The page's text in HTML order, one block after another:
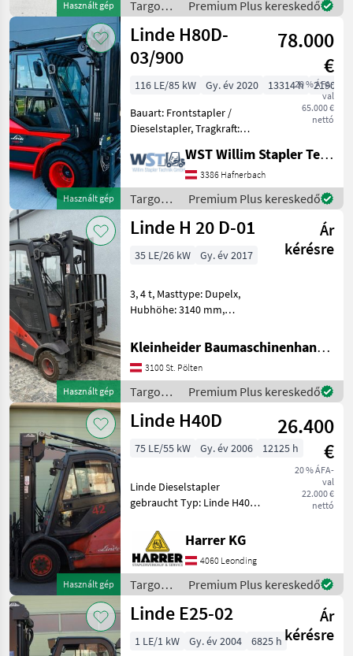
Használt gép
Zinkenverstellgerät,
Emelőerő (kg): 5000
Targoncák
és
raktártechnika
/ Linde
Premium Plus kereskedő
Használt gép
Linde H80D-
03/900
78.000
€
20 % ÁFA-
val
65.000 €
nettó
116 LE/85 kW Gy. év 2020 13314 h
2190 cm
Bauart: Frontstapler /
Dieselstapler, Tragkraft:
Gabellänge: 2400mm,
Anbaugerätebeschreibung:
Zinkenverstellgerät mit
Ventilblockseitenschie
WST Willim Stapler Technik GmbH
3386 Hafnerbach
Targoncák
és
raktártechnika
Premium Plus kereskedő
Használt gép
Linde H 20 D-01
Ár
kérésre
35 LE/26 kW Gy. év 2017
3, 4 t, Masttype: Dupelx,
Hubhöhe: 3140 mm,
Gabelbreite: 100 mm,
Gabeldicke: 40 mm,
Gabelträger: 985 mm,
Vollkabine mit Heizung,
Seitenschieber
Kleinheider Baumaschinenhandel GmbH.
3100 St. Pölten
Targoncák
és
raktártechnika
Premium Plus kereskedő
Használt gép
Linde H40D
26.400
€
20 % ÁFA-
val
22.000 €
nettó
75 LE/55 kW Gy. év 2006 12125 h
Linde Dieselstapler
gebraucht Typ: Linde H40D
Duplex Mast - Bauhöhe:
2720 mm - Vollkabine inkl.
Heizung - Hubhöhe: 3700
mm
Harrer KG
4060 Leonding
Targoncák
és
raktártechnika
Premium Plus kereskedő
Linde E25-02
Ár
kérésre
1 LE/1 kW Gy. év 2004 6825 h